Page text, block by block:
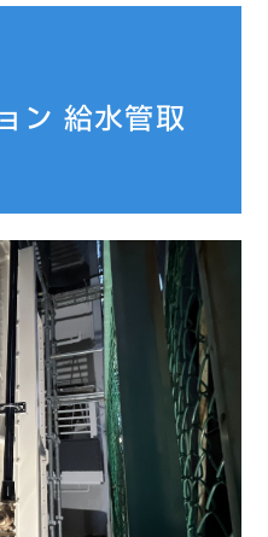
ン 給水管取